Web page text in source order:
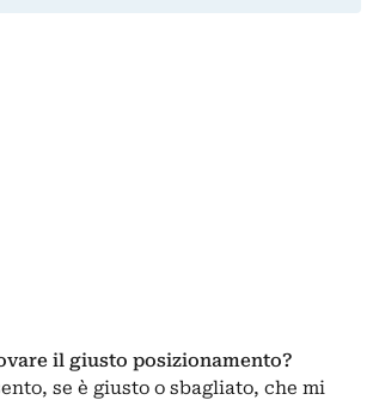
il giusto posizionamento?
se è giusto o sbagliato, che mi